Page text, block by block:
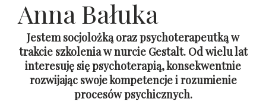
Anna Bałuka
Jestem socjolożką oraz psychoterapeutką w
trakcie szkolenia w nurcie Gestalt. Od wielu lat
interesuję się psychoterapią, konsekwentnie
rozwijając swoje kompetencje i rozumienie
procesów psychicznych.